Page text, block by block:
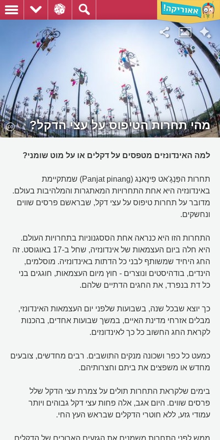
מהי תחרות הטיפוס על עצי הדקל?
למה האינדונזים מטפסים על דקלים או על מוט שומני?
תחרות הפַּנְגָ'אט פִינָאנְג (Panjat pinang) שמתקיימת
באינדונזיה היא אחת התחרויות המאתגרות והמלהיבות בעולם.
מדובר על תחרות טיפוס על עצי דקל, שבראשם פרסים שווים
ונחשקים.
התחרות הזו היא כנראה אחת הססגנוניות בתחרויות העולם.
היא חלה ביום העצמאות של אינדונזיה, שחל ב-17 באוגוסט. זה
החג היחיד שמשותף לבני כל הדתות באינדונזיה. מוסלמים,
הינדים, בודהיסטים ונוצרים - חוץ מיום העצמאות, חוגגים בני
כל דת בנפרד, את החגים הדתיים שלהם.
כך יוצא שבכל שנה, בשבועות שלפני יום העצמאות האינדונזי,
מבלים אזרחי מדינת האיים, במשך שבועות אחדים, בהכנות
לקראת החג החשוב כל כך לאינדונזים.
כמעט כל כפר ושכונה מנקים התושבים. רבים מחדשים, צובעים
מחדש או משפצים את ביתם וחצרותיהם.
בימים שלקראת התחרות תולים על צמרת עצי הדקל שלל
פרסים שווים. היום אגב, אלה פחות עצי דקל גבוהים ויותר
עמודי גזע, ללא חוטרי הדקלים שבראש העץ החי.
ממש לפני התחרות משמנים את הגזעים הארוכים של הדקלים